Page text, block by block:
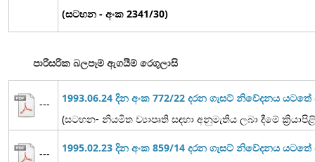
(සටහන - අංක 2341/30)
පාරිසරික බලපෑම් ඇගයීම් රෙගුලාසි
---
1993.06.24 දින අංක 772/22 දරන ගැසට් නිවේදනය
(සටහන- නියමිත ව්‍යාපෘති සඳහා අනුමැතිය ලබා දීමේ
---
1995.02.23 දින අංක 859/14 දරන ගැසට් නිවේදනය